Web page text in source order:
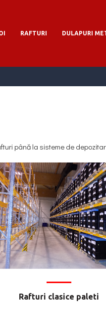
RAFTURI DULAPURI
până la sisteme de
Rafturi clasice paleti